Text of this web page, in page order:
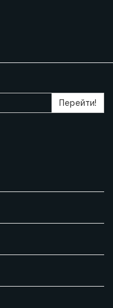
незабываемым с
атмосферу
Перейти!